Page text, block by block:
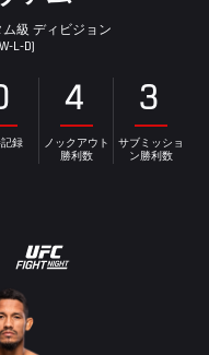
ム級 ディビジョン
L-D)
録
4
ノックアウト
勝利数
3
サブミッショ
ン勝利数